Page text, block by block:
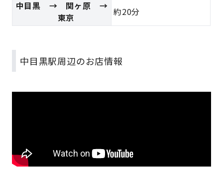
中目黒 → 関ヶ原 →
東京
約20分
中目黒駅周辺のお店情報